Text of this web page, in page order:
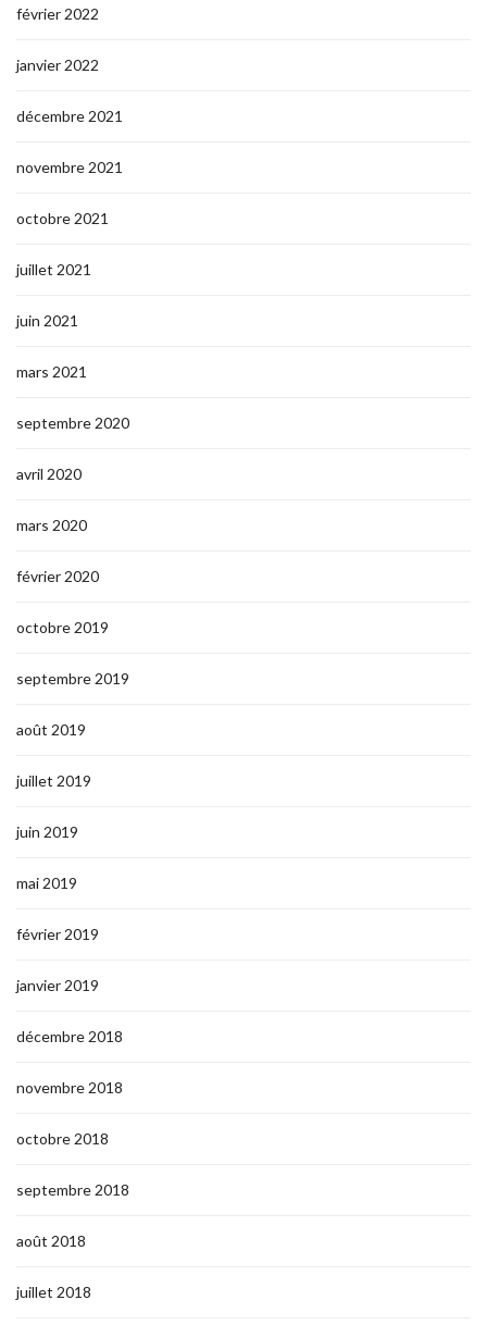
février 2022
janvier 2022
décembre 2021
novembre 2021
octobre 2021
juillet 2021
juin 2021
mars 2021
septembre 2020
avril 2020
mars 2020
février 2020
octobre 2019
septembre 2019
août 2019
juillet 2019
juin 2019
mai 2019
février 2019
janvier 2019
décembre 2018
novembre 2018
octobre 2018
septembre 2018
août 2018
juillet 2018